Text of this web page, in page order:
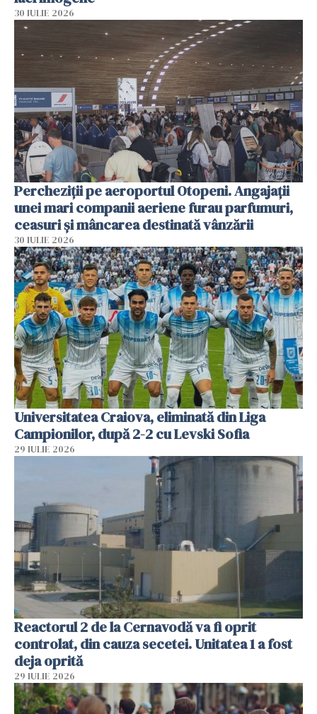
30 IULIE 2026
Percheziții pe aeroportul Otopeni. Angajații
unei mari companii aeriene furau parfumuri,
ceasuri și mâncarea destinată vânzării
30 IULIE 2026
Universitatea Craiova, eliminată din Liga
Campionilor, după 2-2 cu Levski Sofia
29 IULIE 2026
Reactorul 2 de la Cernavodă va fi oprit
controlat, din cauza secetei. Unitatea 1 a fost
deja oprită
29 IULIE 2026